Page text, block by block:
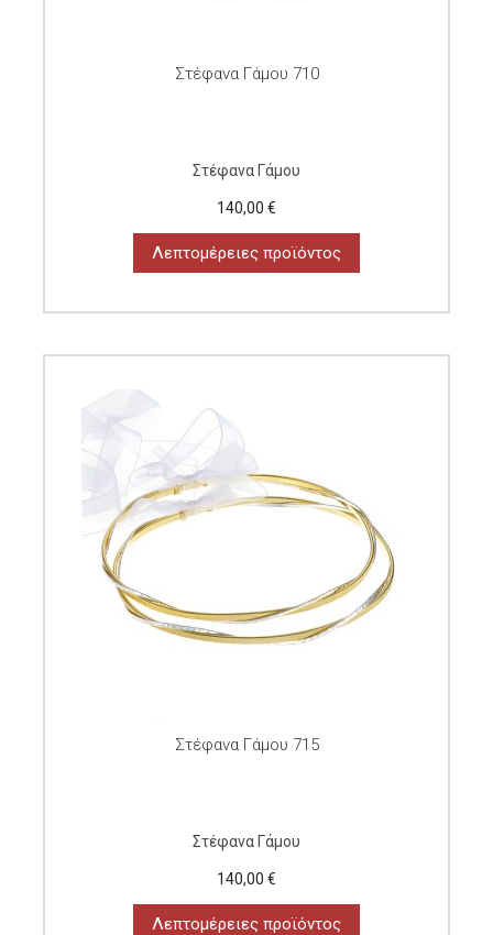
Στέφανα Γάμου 710
Στέφανα Γάμου
140,00 €
Λεπτομέρειες προϊόντος
Στέφανα Γάμου 715
Στέφανα Γάμου
140,00 €
Λεπτομέρειες προϊόντος